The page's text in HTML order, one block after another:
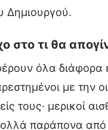
Δημιουργού.
τι θα
όλα διάφορα
με την
τους· μερικοί
παράπονα από